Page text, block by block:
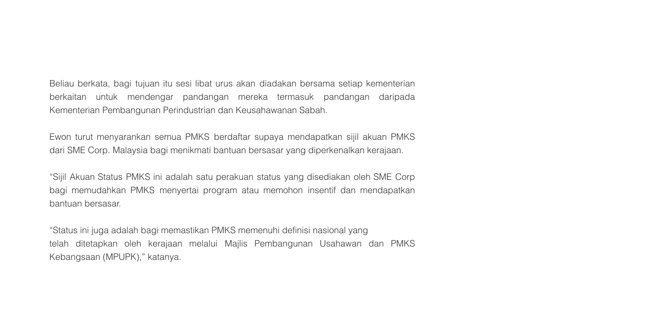
Beliau berkata, bagi tujuan itu sesi libat urus akan diadakan bersama setiap kementerian
berkaitan untuk mendengar pandangan mereka termasuk pandangan daripada
Kementerian Pembangunan Perindustrian dan Keusahawanan Sabah.
Ewon turut menyarankan semua PMKS berdaftar supaya mendapatkan sijil akuan PMKS
dari SME Corp. Malaysia bagi menikmati bantuan bersasar yang diperkenalkan kerajaan.
“Sijil Akuan Status PMKS ini adalah satu perakuan status yang disediakan oleh SME Corp
bagi memudahkan PMKS menyertai program atau memohon insentif dan mendapatkan
bantuan bersasar.
“Status ini juga adalah bagi memastikan PMKS memenuhi definisi nasional yang
telah ditetapkan oleh kerajaan melalui Majlis Pembangunan Usahawan dan PMKS
Kebangsaan (MPUPK),” katanya.